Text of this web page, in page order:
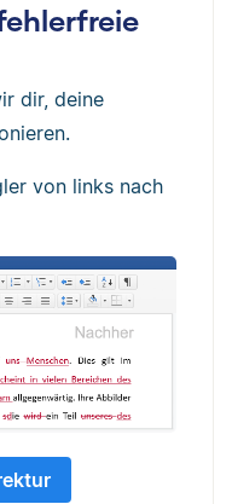
dir, deine
von links nach